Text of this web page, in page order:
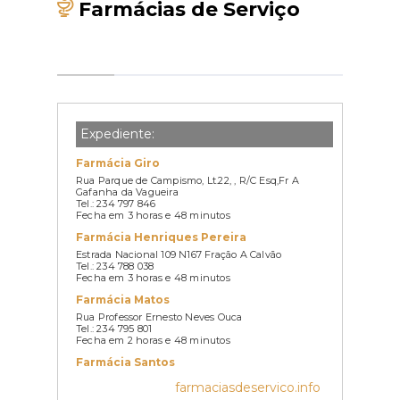
Farmácias de Serviço
Expediente:
Farmácia Giro
Rua Parque de Campismo, Lt.22, , R/C Esq,Fr A
Gafanha da Vagueira
Tel.: 234 797 846
Fecha em 3 horas e 48 minutos
Farmácia Henriques Pereira
Estrada Nacional 109 N167 Fração A Calvão
Tel.: 234 788 038
Fecha em 3 horas e 48 minutos
Farmácia Matos
Rua Professor Ernesto Neves Ouca
Tel.: 234 795 801
Fecha em 2 horas e 48 minutos
Farmácia Santos
Rua Principal, 170 Ponte Vagosfarmaciasdeservico.info